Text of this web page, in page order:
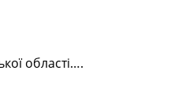
області….